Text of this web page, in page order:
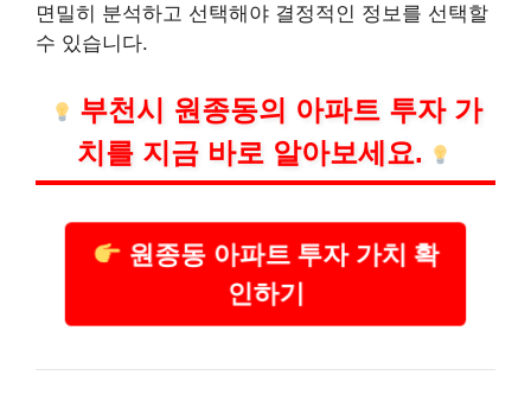
면밀히 분석하고 선택해야 결정적인 정보를 선택할
수 있습니다.
부천시 원종동의 아파트 투자 가
치를 지금 바로 알아보세요.
원종동 아파트 투자 가치 확
인하기